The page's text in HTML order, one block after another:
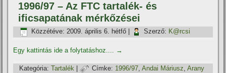
1996/97 – Az FTC tartalék- és
ificsapatának mérkőzései
Közzétéve: 2009. április 6. hétfő Szerző: K@rcsi
Egy kattintás ide a folytatáshoz.... →
Kategória: Tartalék | Címke: 1996/97,Andai Máriusz,Arany